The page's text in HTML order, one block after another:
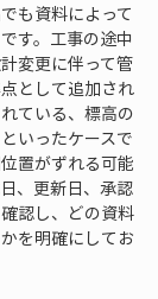
も資料によって
す。工事の途中
変更に伴って管
として追加され
ている、標高の
いったケースで
置がずれる可能
、更新日、承認
認し、どの資料
を明確にしてお